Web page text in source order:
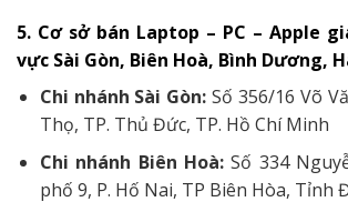
5. Cơ sở bán Laptop – PC – Apple
vực Sài Gòn, Biên Hoà, Bình Dương,
Chi nhánh Sài Gòn:Số 356/16 Võ
Thọ, TP. Thủ Đức, TP. Hồ Chí Minh
Chi nhánh Biên Hoà:Số 334
phố 9, P. Hố Nai, TP Biên Hòa, Tỉnh